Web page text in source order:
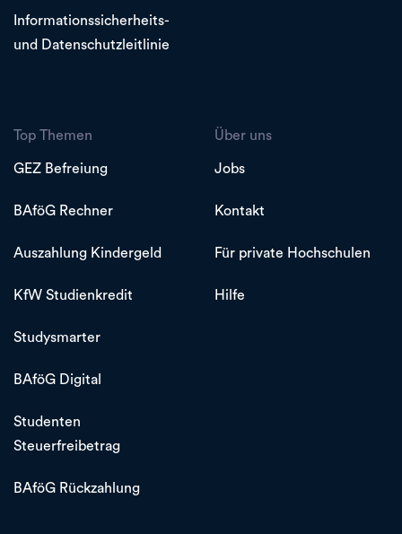
Informationssicherheits-
und Datenschutzleitlinie
Top Themen
GEZ Befreiung
BAföG Rechner
Auszahlung Kindergeld
KfW Studienkredit
Studysmarter
BAföG Digital
Studenten
Steuerfreibetrag
BAföG Rückzahlung
Über uns
Jobs
Kontakt
Für private Hochschulen
Hilfe